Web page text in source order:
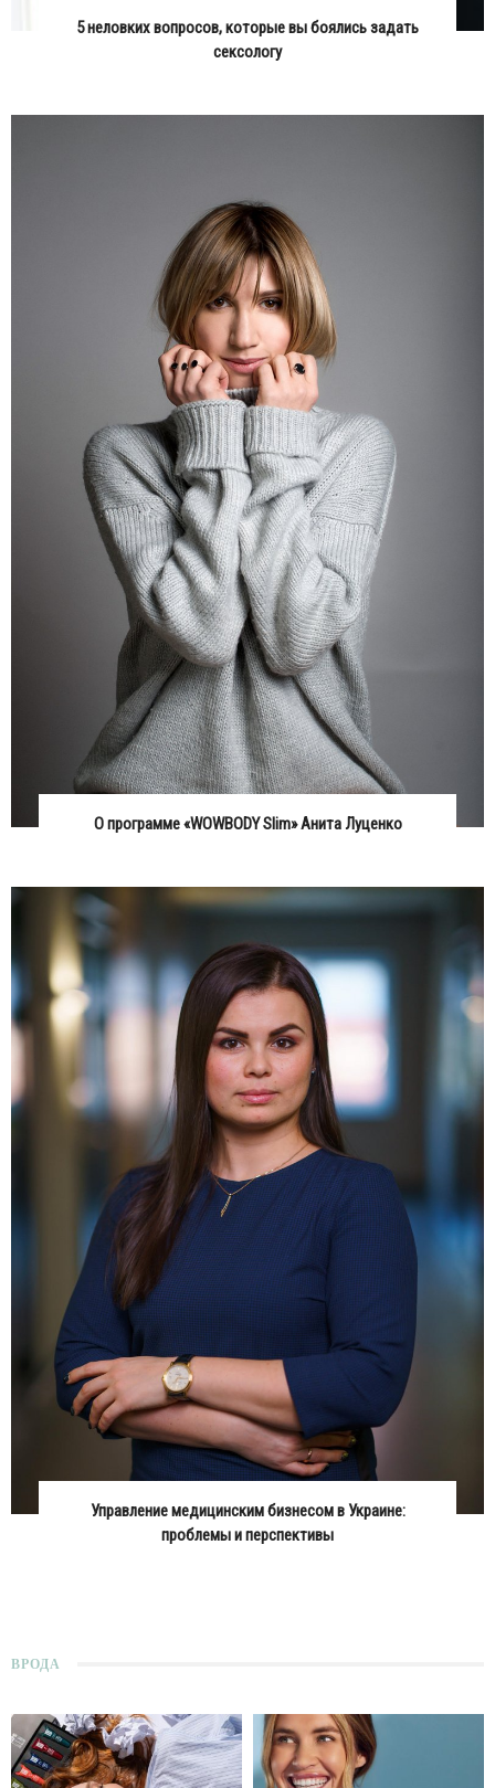
5 неловких вопросов, которые вы боялись задать
сексологу
О программе «WOWBODY Slim» Анита Луценко
Управление медицинским бизнесом в Украине:
проблемы и перспективы
ВРОДА